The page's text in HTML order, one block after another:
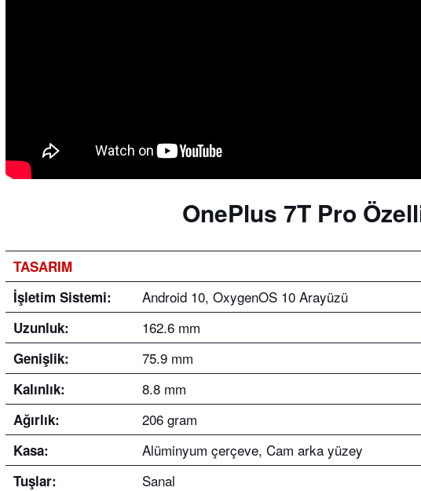
OnePlus 7T Pro
TASARIM
İşletim Sistemi:
Android 10, OxygenOS 10 Arayüzü
Uzunluk: 162.6 mm
Genişlik: 75.9 mm
Kalınlık: 8.8 mm
Ağırlık: 206 gram
Kasa: Alüminyum çerçeve, Cam arka yüzey
Tuşlar: Sanal